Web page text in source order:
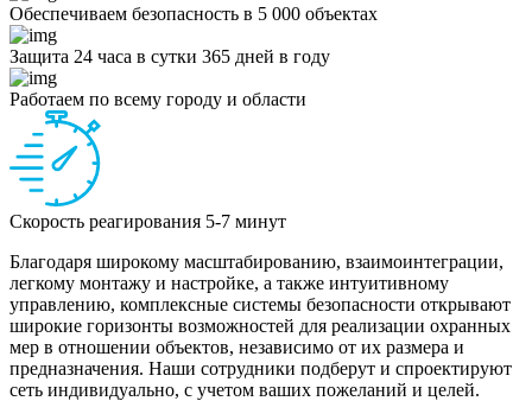
Обеспечиваем безопасность в 5 000 объектах
Защита 24 часа в сутки 365 дней в году
Работаем по всему городу и области
Скорость реагирования 5-7 минут
Благодаря широкому масштабированию, взаимоинтеграции,
легкому монтажу и настройке, а также интуитивному
управлению, комплексные системы безопасности открывают
широкие горизонты возможностей для реализации охранных
мер в отношении объектов, независимо от их размера и
предназначения. Наши сотрудники подберут и спроектируют
сеть индивидуально, с учетом ваших пожеланий и целей.